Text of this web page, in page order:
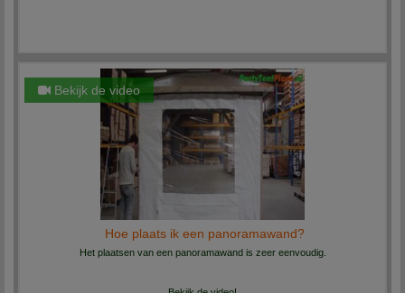
Bekijk de video
Hoe plaats ik een panoramawand?
Het plaatsen van een panoramawand is zeer eenvoudig.